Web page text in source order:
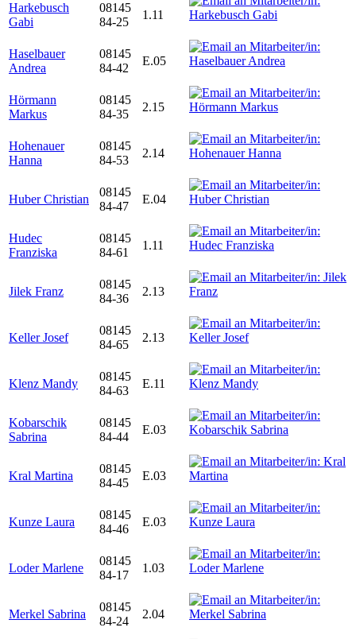
Harkebusch
Gabi
08145
84-25
1.11
Haselbauer
Andrea
08145
84-42
E.05
Hörmann
Markus
08145
84-35
2.15
Hohenauer
Hanna
08145
84-53
2.14
Huber Christian
08145
84-47
E.04
Hudec
Franziska
08145
84-61
1.11
Jilek Franz
08145
84-36
2.13
Keller Josef
08145
84-65
2.13
Klenz Mandy
08145
84-63
E.11
Kobarschik
Sabrina
08145
84-44
E.03
Kral Martina
08145
84-45
E.03
Kunze Laura
08145
84-46
E.03
Loder Marlene
08145
84-17
1.03
Merkel Sabrina
08145
84-24
2.04